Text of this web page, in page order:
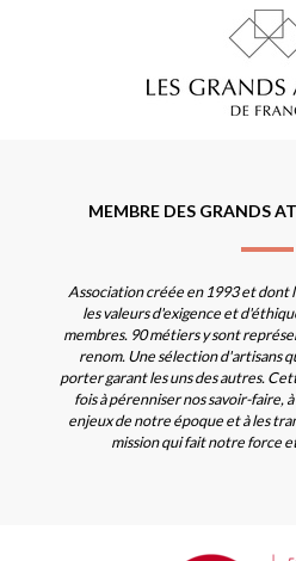
MEMBRE DES GRANDS
Association créée en 1993 et
les valeurs d'exigence et
membres. 90 métiers y sont
renom. Une sélection d'artisans
porter garant les uns des autres.
fois à pérenniser nos savoir-faire,
enjeux de notre époque et à les
mission qui fait notre force